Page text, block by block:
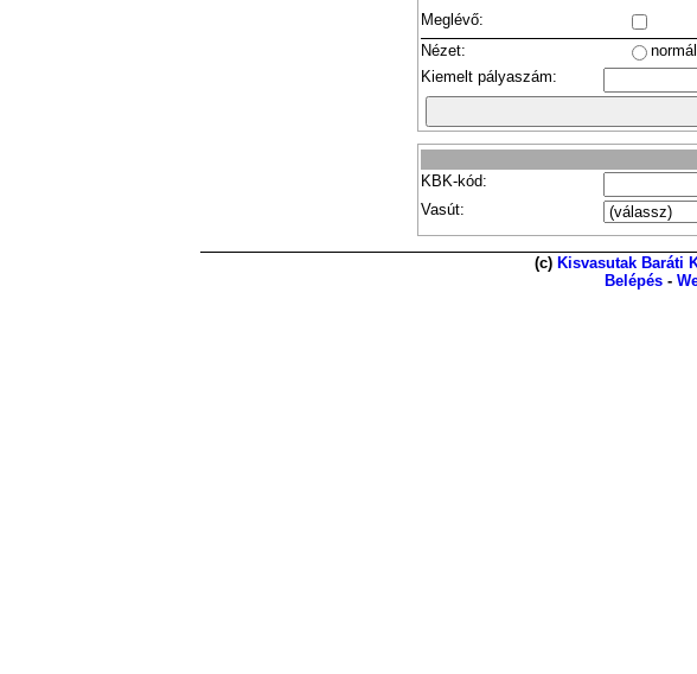
Meglévő:
Nézet:
normál
Kiemelt pályaszám:
KBK-kód:
Vasút:
(c) Kisvasutak Baráti
Belépés -